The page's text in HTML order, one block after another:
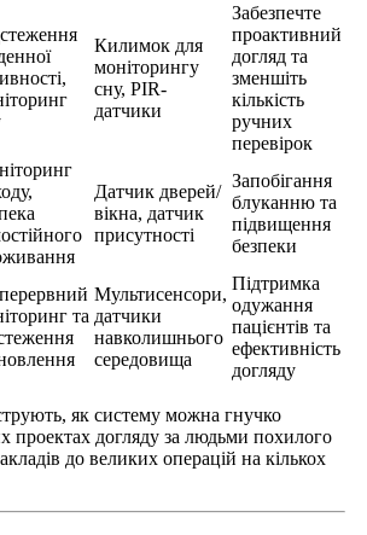
Килимок для
моніторингу
сну, PIR-
датчики
Забезпечте
проактивний
догляд та
зменшіть
кількість
ручних
перевірок
Датчик дверей/
вікна, датчик
присутності
Запобігання
блуканню та
підвищення
безпеки
та
Мультисенсори,
датчики
навколишнього
середовища
Підтримка
одужання
пацієнтів та
ефективність
догляду
як систему можна гнучко
проектах догляду за людьми похилого
до великих операцій на кількох